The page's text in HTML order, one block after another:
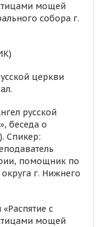
мощей
собора г.
церкви
русской
беседа о
Спикер:
помощник по
г. Нижнего
с
мощей